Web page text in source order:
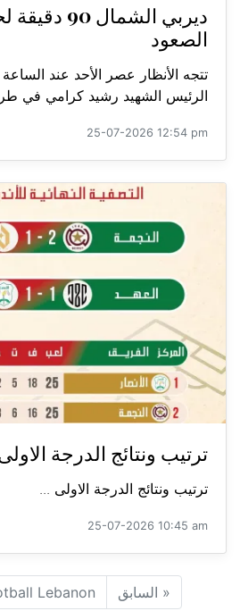
ديربي
الصعود
تتجه الأنظار عصر الأحد عند
الرئيس الشهيد رشيد كرامي في
25-07-2026 12:54 pm
ترتيب ونتائج الدرجة
ترتيب ونتائج الدرجة الاولى ...
25-07-2026 10:45 am
« السابق Lebanon